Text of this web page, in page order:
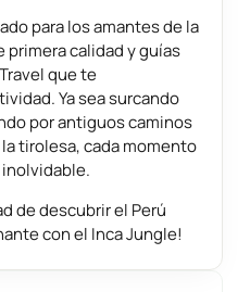
para los amantes de la
calidad y guías
que te
Ya sea surcando
por antiguos caminos
tirolesa, cada momento
de descubrir el Perú
con el Inca Jungle!